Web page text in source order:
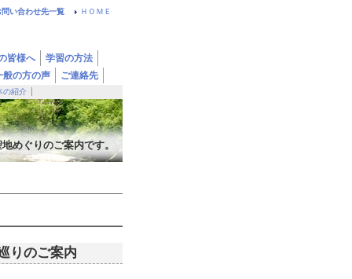
ＨＯＭＥ
問い合わせ先一覧
皆様へ
学習の方法
般の方の声
ご連絡先
の紹介
めぐりのご案内です。
りのご案内